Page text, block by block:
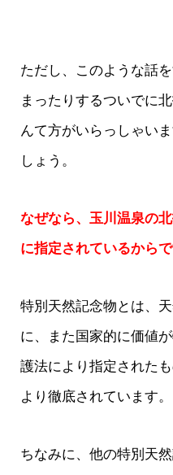
ただし、このような話
まったりするついでに
んて方がいらっしゃい
しょう。
なぜなら、玉川温泉の
に指定されているからで
特別天然記念物とは、
に、また国家的に価値
護法により指定された
より徹底されています。
ちなみに、他の特別天